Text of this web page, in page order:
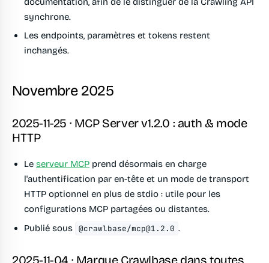
synchrone.
Les endpoints, paramètres et tokens restent
inchangés.
Novembre 2025
2025-11-25 · MCP Server v1.2.0 : auth & mode
HTTP
Le serveur MCP prend désormais en charge
l'authentification par en-tête et un mode de transport
HTTP optionnel en plus de stdio : utile pour les
configurations MCP partagées ou distantes.
Publié sous @crawlbase/mcp@1.2.0 .
2025-11-04 · Marque Crawlbase dans toutes